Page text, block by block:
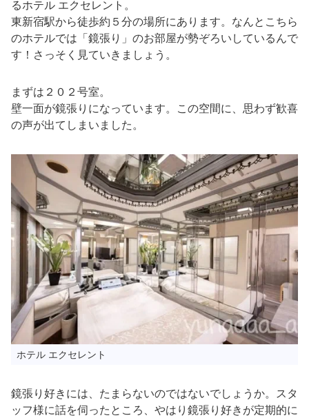
るホテル エクセレント。
東新宿駅から徒歩約５分の場所にあります。なんとこちら
のホテルでは「鏡張り」のお部屋が勢ぞろいしているんで
す！さっそく見ていきましょう。
まずは２０２号室。
壁一面が鏡張りになっています。この空間に、思わず歓喜
の声が出てしまいました。
ホテル エクセレント
鏡張り好きには、たまらないのではないでしょうか。スタ
ッフ様に話を伺ったところ、やはり鏡張り好きが定期的に